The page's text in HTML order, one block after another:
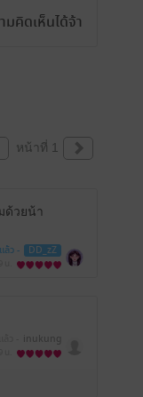
มคิดเห็นได้จ้า
หน้าที่ 1
ด้วยน้า
ล้ว - DD_zZ
inukung